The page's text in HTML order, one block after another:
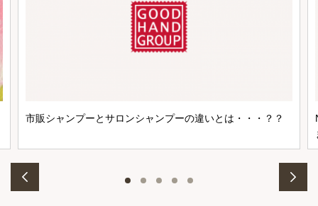
市販シャンプーとサロンシャンプーの違いとは・・・？？